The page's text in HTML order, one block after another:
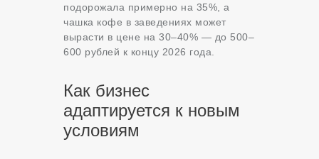
подорожала примерно на 35%, а
чашка кофе в заведениях может
вырасти в цене на 30–40% — до 500–
600 рублей к концу 2026 года.
Как бизнес
адаптируется к новым
условиям